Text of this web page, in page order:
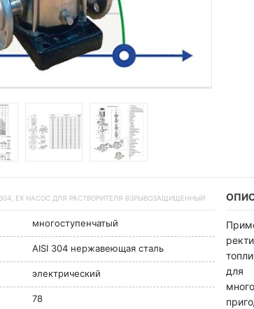
304, EX НАСОС ДЛЯ РАСТВОРИТЕЛЯ ВЗРЫВОЗАЩИЩЕННЫЙ
многоступенчатый
AISI 304 нержавеющая сталь
электрический
78
для